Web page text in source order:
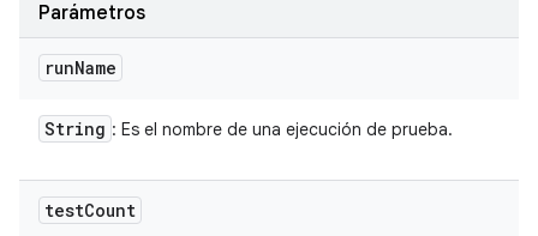
Parámetros
runName
String : Es el nombre de una ejecución de prueba.
testCount